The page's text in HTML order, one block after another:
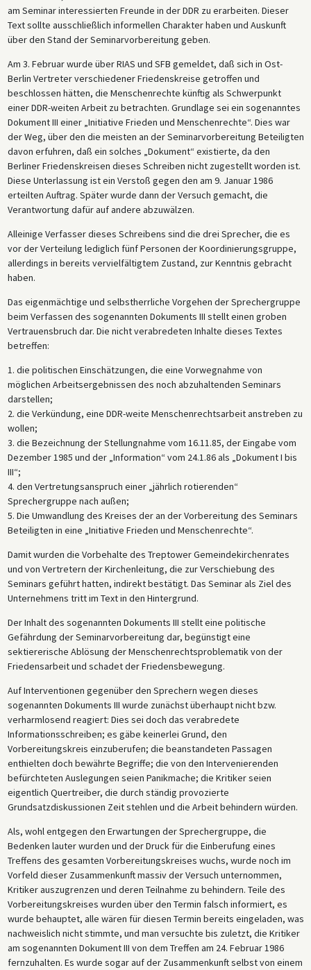
am Seminar interessierten Freunde in der DDR zu erarbeiten. Dieser
Text sollte ausschließlich informellen Charakter haben und Auskunft
über den Stand der Seminarvorbereitung geben.
Am 3. Februar wurde über RIAS und SFB gemeldet, daß sich in Ost-
Berlin Vertreter verschiedener Friedenskreise getroffen und
beschlossen hätten, die Menschenrechte künftig als Schwerpunkt
einer DDR-weiten Arbeit zu betrachten. Grundlage sei ein sogenanntes
Dokument III einer „Initiative Frieden und Menschenrechte“. Dies war
der Weg, über den die meisten an der Seminarvorbereitung Beteiligten
davon erfuhren, daß ein solches „Dokument“ existierte, da den
Berliner Friedenskreisen dieses Schreiben nicht zugestellt worden ist.
Diese Unterlassung ist ein Verstoß gegen den am 9. Januar 1986
erteilten Auftrag. Später wurde dann der Versuch gemacht, die
Verantwortung dafür auf andere abzuwälzen.
Alleinige Verfasser dieses Schreibens sind die drei Sprecher, die es
vor der Verteilung lediglich fünf Personen der Koordinierungsgruppe,
allerdings in bereits vervielfältigtem Zustand, zur Kenntnis gebracht
haben.
Das eigenmächtige und selbstherrliche Vorgehen der Sprechergruppe
beim Verfassen des sogenannten Dokuments III stellt einen groben
Vertrauensbruch dar. Die nicht verabredeten Inhalte dieses Textes
betreffen:
1. die politischen Einschätzungen, die eine Vorwegnahme von
möglichen Arbeitsergebnissen des noch abzuhaltenden Seminars
darstellen;
2. die Verkündung, eine DDR-weite Menschenrechtsarbeit anstreben zu
wollen;
3. die Bezeichnung der Stellungnahme vom 16.11.85, der Eingabe vom
Dezember 1985 und der „Information“ vom 24.1.86 als „Dokument I bis
III“;
4. den Vertretungsanspruch einer „jährlich rotierenden“
Sprechergruppe nach außen;
5. Die Umwandlung des Kreises der an der Vorbereitung des Seminars
Beteiligten in eine „Initiative Frieden und Menschenrechte“.
Damit wurden die Vorbehalte des Treptower Gemeindekirchenrates
und von Vertretern der Kirchenleitung, die zur Verschiebung des
Seminars geführt hatten, indirekt bestätigt. Das Seminar als Ziel des
Unternehmens tritt im Text in den Hintergrund.
Der Inhalt des sogenannten Dokuments III stellt eine politische
Gefährdung der Seminarvorbereitung dar, begünstigt eine
sektiererische Ablösung der Menschenrechtsproblematik von der
Friedensarbeit und schadet der Friedensbewegung.
Auf Interventionen gegenüber den Sprechern wegen dieses
sogenannten Dokuments III wurde zunächst überhaupt nicht bzw.
verharmlosend reagiert: Dies sei doch das verabredete
Informationsschreiben; es gäbe keinerlei Grund, den
Vorbereitungskreis einzuberufen; die beanstandeten Passagen
enthielten doch bewährte Begriffe; die von den Intervenierenden
befürchteten Auslegungen seien Panikmache; die Kritiker seien
eigentlich Quertreiber, die durch ständig provozierte
Grundsatzdiskussionen Zeit stehlen und die Arbeit behindern würden.
Als, wohl entgegen den Erwartungen der Sprechergruppe, die
Bedenken lauter wurden und der Druck für die Einberufung eines
Treffens des gesamten Vorbereitungskreises wuchs, wurde noch im
Vorfeld dieser Zusammenkunft massiv der Versuch unternommen,
Kritiker auszugrenzen und deren Teilnahme zu behindern. Teile des
Vorbereitungskreises wurden über den Termin falsch informiert, es
wurde behauptet, alle wären für diesen Termin bereits eingeladen, was
nachweislich nicht stimmte, und man versuchte bis zuletzt, die Kritiker
am sogenannten Dokument III von dem Treffen am 24. Februar 1986
fernzuhalten. Es wurde sogar auf der Zusammenkunft selbst von einem